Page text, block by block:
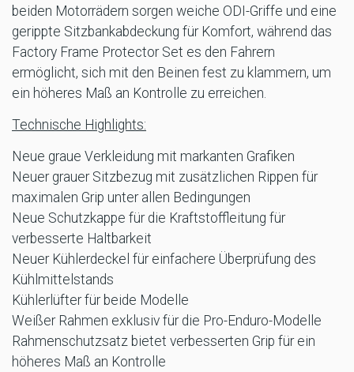
beiden Motorrädern sorgen weiche ODI-Griffe und eine
gerippte Sitzbankabdeckung für Komfort, während das
Factory Frame Protector Set es den Fahrern
ermöglicht, sich mit den Beinen fest zu klammern, um
ein höheres Maß an Kontrolle zu erreichen.
Technische Highlights:
Neue graue Verkleidung mit markanten Grafiken
Neuer grauer Sitzbezug mit zusätzlichen Rippen für
maximalen Grip unter allen Bedingungen
Neue Schutzkappe für die Kraftstoffleitung für
verbesserte Haltbarkeit
Neuer Kühlerdeckel für einfachere Überprüfung des
Kühlmittelstands
Kühlerlüfter für beide Modelle
Weißer Rahmen exklusiv für die Pro-Enduro-Modelle
Rahmenschutzsatz bietet verbesserten Grip für ein
höheres Maß an Kontrolle